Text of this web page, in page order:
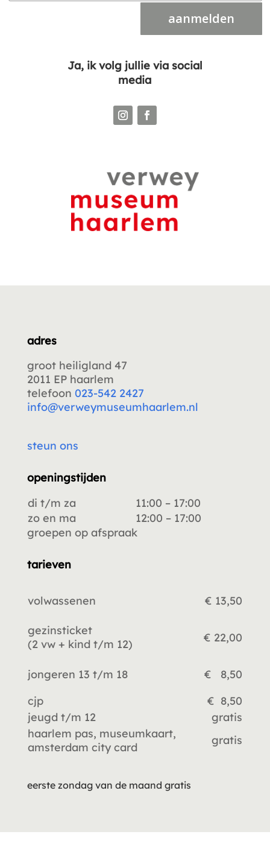
aanmelden
Ja, ik volg jullie via social
media
adres
groot heiligland 47
2011 EP haarlem
telefoon 023-542 2427
info@verweymuseumhaarlem.nl
steun ons
openingstijden
di t/m za
11:00 – 17:00
zo en ma
12:00 – 17:00
groepen op afspraak
tarieven
volwassenen € 13,50
gezinsticket
(2 vw + kind t/m 12) € 22,00
jongeren 13 t/m 18
€ 8,50
cjp
€ 8,50
jeugd t/m 12
gratis
haarlem pas, museumkaart,
amsterdam city card
gratis
eerste zondag van de maand gratis